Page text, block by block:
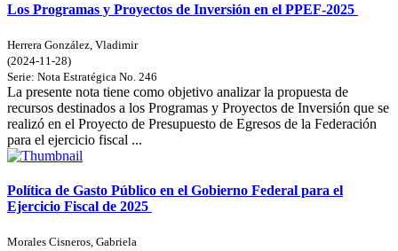
Los Programas y Proyectos de Inversión en el PPEF-2025
Herrera González, Vladimir
(2024-11-28)
Serie: Nota Estratégica No. 246
La presente nota tiene como objetivo analizar la propuesta de
recursos destinados a los Programas y Proyectos de Inversión que se
realizó en el Proyecto de Presupuesto de Egresos de la Federación
para el ejercicio fiscal ...
Política de Gasto Público en el Gobierno Federal para el
Ejercicio Fiscal de 2025
Morales Cisneros, Gabriela